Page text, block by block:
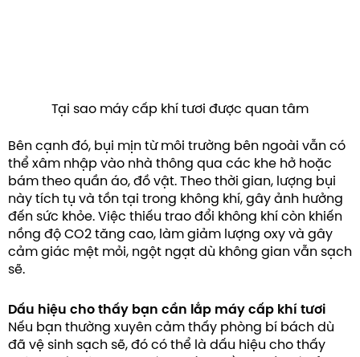
Tại sao máy cấp khí tươi được quan tâm
Bên cạnh đó, bụi mịn từ môi trường bên ngoài vẫn có
thể xâm nhập vào nhà thông qua các khe hở hoặc
bám theo quần áo, đồ vật. Theo thời gian, lượng bụi
này tích tụ và tồn tại trong không khí, gây ảnh hưởng
đến sức khỏe. Việc thiếu trao đổi không khí còn khiến
nồng độ CO2 tăng cao, làm giảm lượng oxy và gây
cảm giác mệt mỏi, ngột ngạt dù không gian vẫn sạch
sẽ.
Dấu hiệu cho thấy bạn cần lắp máy cấp khí tươi
Nếu bạn thường xuyên cảm thấy phòng bí bách dù
đã vệ sinh sạch sẽ, đó có thể là dấu hiệu cho thấy